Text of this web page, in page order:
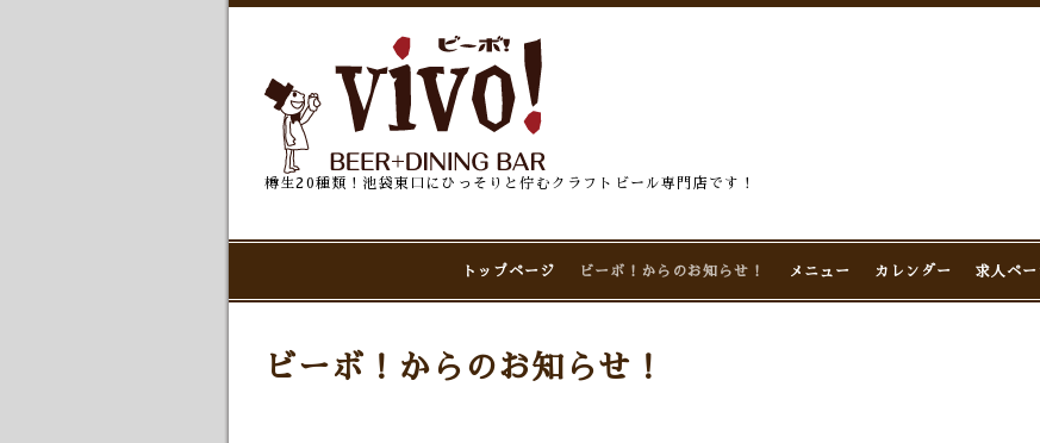
樽生20種類！池袋東口にひっそりと佇むクラフトビール専門店です！
トップページ ビーボ！からのお知らせ！ メニュー カレンダー 求人ペー
ビーボ！からのお知らせ！